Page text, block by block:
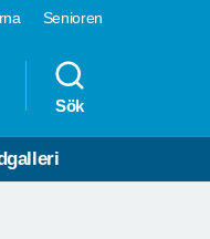
Senioren
Sök